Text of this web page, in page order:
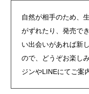
自然が相手のため、
がずれたり、発売で
い出会いがあれば新
ので、どうぞお楽し
ジンやLINEにてご案